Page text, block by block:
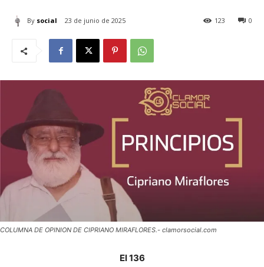
By social 23 de junio de 2025 0
123
COLUMNA DE OPINION DE CIPRIANO MIRAFLORES.- clamorsocial.com
El 136